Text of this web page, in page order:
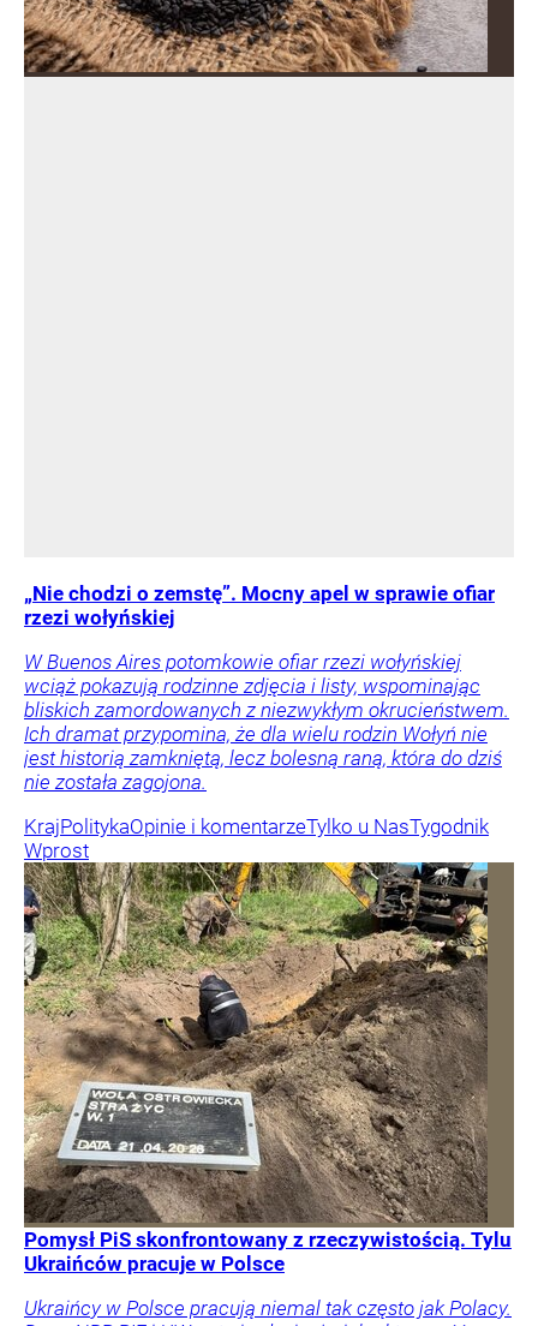
„Nie chodzi o zemstę”. Mocny apel w sprawie ofiar
rzezi wołyńskiej
W Buenos Aires potomkowie ofiar rzezi wołyńskiej
wciąż pokazują rodzinne zdjęcia i listy, wspominając
bliskich zamordowanych z niezwykłym okrucieństwem.
Ich dramat przypomina, że dla wielu rodzin Wołyń nie
jest historią zamkniętą, lecz bolesną raną, która do dziś
nie została zagojona.
KrajPolitykaOpinie i komentarzeTylko u NasTygodnik
Wprost
Pomysł PiS skonfrontowany z rzeczywistością. Tylu
Ukraińców pracuje w Polsce
Ukraińcy w Polsce pracują niemal tak często jak Polacy.